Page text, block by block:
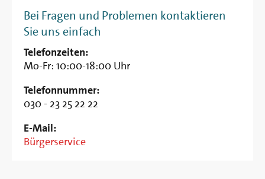
Bei Fragen und Problemen kontaktieren
Sie uns einfach
Telefonzeiten:
Mo-Fr: 10:00-18:00 Uhr
Telefonnummer:
030 - 23 25 22 22
E-Mail:
Bürgerservice